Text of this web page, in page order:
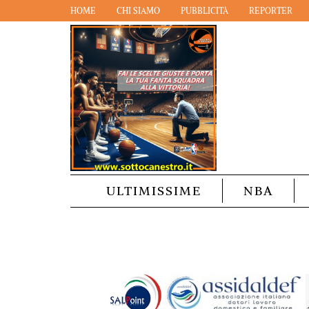
HOME CHI SIAMO PUBBLICITÀ REPORTER
ULTIMISSIME NBA